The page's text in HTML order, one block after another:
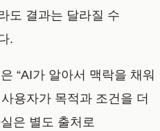
도 결과는 달라질 수
.
“AI가 알아서 맥락을 채워
용자가 목적과 조건을 더
은 별도 출처로